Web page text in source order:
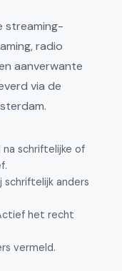
streaming-
radio
aanverwante
via de
schriftelijke of
schriftelijk anders
het recht
vermeld.